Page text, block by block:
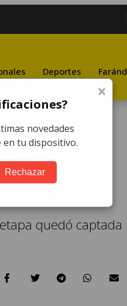
Deportes
en
quedó captada
×
novedades
tu dispositivo.
Rechazar